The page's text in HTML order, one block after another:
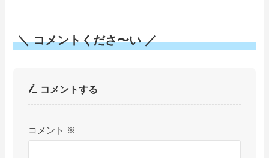
＼ コメントくださ〜い ／
コメントする
コメント ※